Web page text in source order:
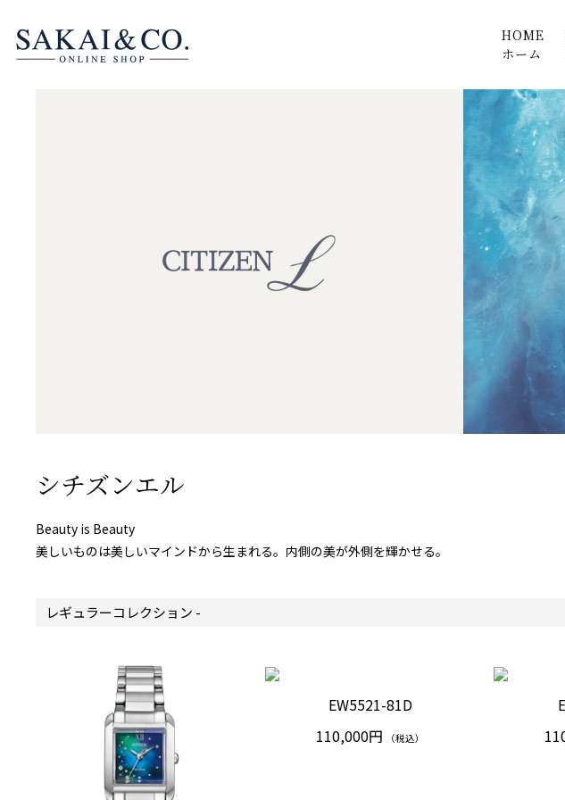
HOME
ホーム
シチズンエル
Beauty is Beauty
美しいものは美しいマインドから生まれる。内側の美が外側を輝かせる。
レギュラーコレクション -
EW5521-81D
110,000円
（税込）